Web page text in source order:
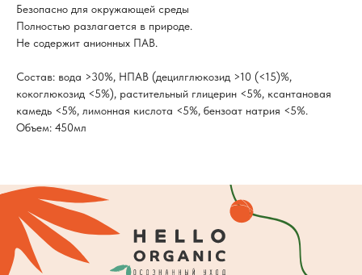
Безопасно для окружающей среды
Полностью разлагается в природе.
Не содержит анионных ПАВ.
Состав: вода >30%, НПАВ (децилглюкозид >10 (<15)%,
кокоглюкозид <5%), растительный глицерин <5%, ксантановая
камедь <5%, лимонная кислота <5%, бензоат натрия <5%.
Объем: 450мл